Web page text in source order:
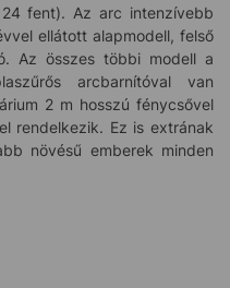
fent). Az arc intenzívebb
ellátott alapmodell, felső
Az összes többi modell a
arcbarnítóval van
2 m hosszú fénycsővel
rendelkezik. Ez is extrának
növésű emberek minden